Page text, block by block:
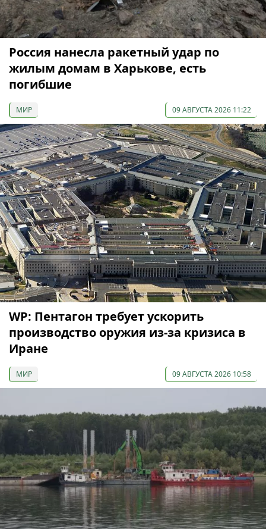
Россия нанесла ракетный удар по
жилым домам в Харькове, есть
погибшие
МИР 09 АВГУСТА 2026 11:22
WP: Пентагон требует ускорить
производство оружия из-за кризиса в
Иране
МИР 09 АВГУСТА 2026 10:58